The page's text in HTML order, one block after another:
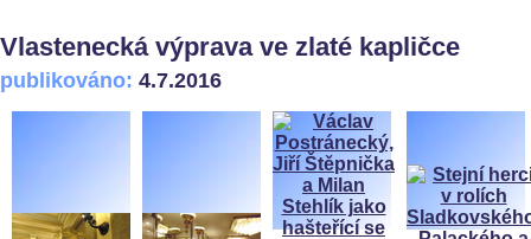
Vlastenecká výprava ve zlaté kapličce
publikováno: 4.7.2016